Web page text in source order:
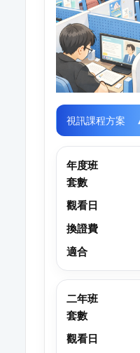
視訊課程方案
年度班
套數
觀看日
換證費
適合
二年班
套數
觀看日